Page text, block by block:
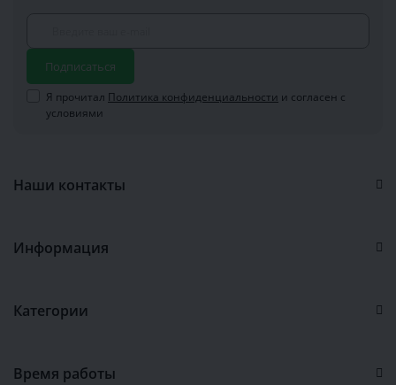
Подписаться
Я прочитал Политика конфиденциальности и согласен с
условиями
Наши контакты
Информация
Категории
Время работы